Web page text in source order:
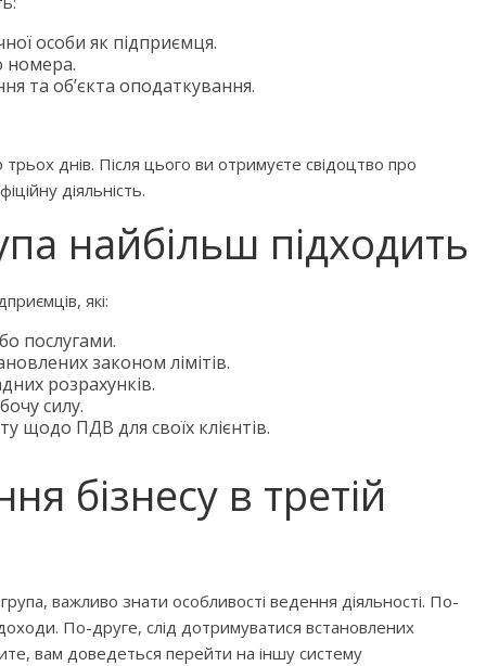
особи як підприємця.
номера.
та об’єкта оподаткування.
днів. Після цього ви отримуєте свідоцтво про
діяльність.
найбільш підходить
які:
послугами.
законом лімітів.
розрахунків.
силу.
щодо ПДВ для своїх клієнтів.
бізнесу в третій
важливо знати особливості ведення діяльності. По-
По-друге, слід дотримуватися встановлених
вам доведеться перейти на іншу систему